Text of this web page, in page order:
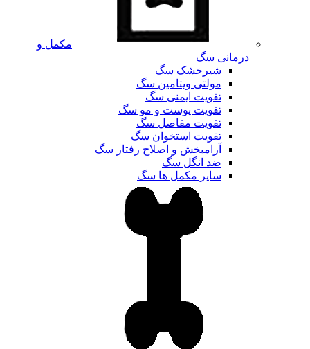
مکمل و
درمانی سگ
شیرخشک سگ
مولتی ویتامین سگ
تقویت ایمنی سگ
تقویت پوست و مو سگ
تقویت مفاصل سگ
تقویت استخوان سگ
آرامبخش و اصلاح رفتار سگ
ضد انگل سگ
سایر مکمل ها سگ